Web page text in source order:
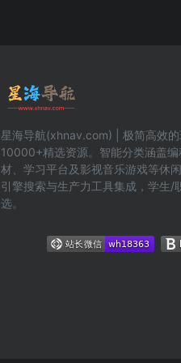
星海导航(xhnav.com) | 极简高效
10000+精选资源。智能分类涵盖
材、学习平台及影视音乐游戏等休
引擎搜索与生产力工具集成，学生/
选。